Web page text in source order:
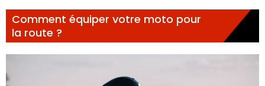
Comment équiper votre moto pour
la route ?